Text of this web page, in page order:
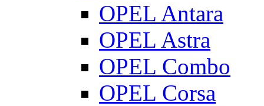
OPEL Antara
OPEL Astra
OPEL Combo
OPEL Corsa